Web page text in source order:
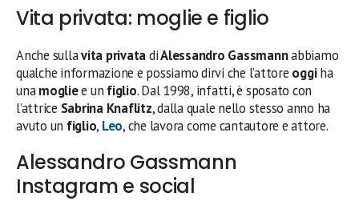
Vita privata: moglie e figlio
Anche sullavita privatadiAlessandro Gassmannabbiamo
qualche informazione e possiamo dirvi che l’attore oggiha
unamogliee un figlio. Dal 1998, infatti, è sposato con
l’attrice Sabrina Knaflitz, dalla quale nello stesso anno ha
avuto un figlio, Leo, che lavora come cantautore e attore.
Alessandro Gassmann
Instagram e social